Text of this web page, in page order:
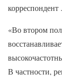
корреспондент .
«Во втором
В частности,